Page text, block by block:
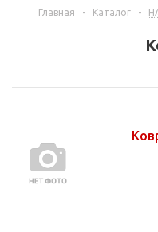
Главная - Каталог -